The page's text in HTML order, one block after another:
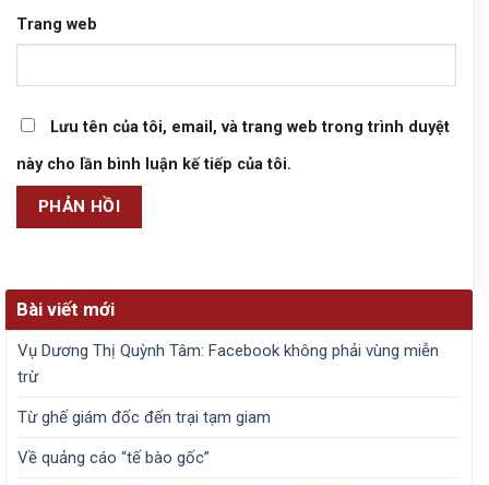
Trang web
Lưu tên của tôi, email, và trang web trong trình duyệt
này cho lần bình luận kế tiếp của tôi.
Bài viết mới
Vụ Dương Thị Quỳnh Tâm: Facebook không phải vùng miễn
trừ
Từ ghế giám đốc đến trại tạm giam
Về quảng cáo “tế bào gốc”